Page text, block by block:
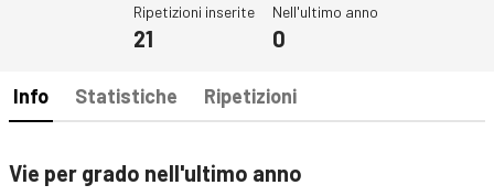
Ripetizioni inserite
21
Nell'ultimo anno
0
Info Statistiche Ripetizioni
Vie per grado nell'ultimo anno